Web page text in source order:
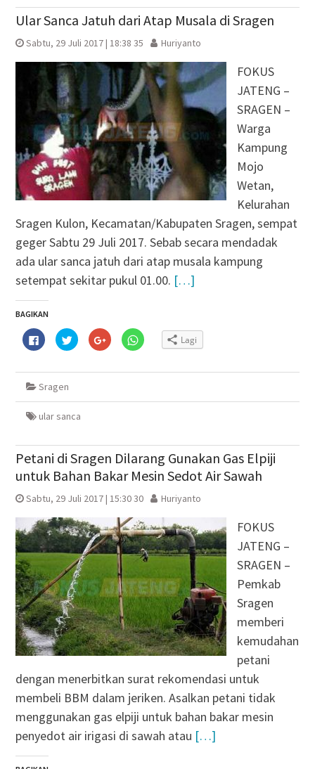
Ular Sanca Jatuh dari Atap Musala di Sragen
Sabtu, 29 Juli 2017 | 18:38 35 Huriyanto
FOKUS
JATENG –
SRAGEN –
Warga
Kampung
Mojo
Wetan,
Kelurahan
Sragen Kulon, Kecamatan/Kabupaten Sragen, sempat
geger Sabtu 29 Juli 2017. Sebab secara mendadak
ada ular sanca jatuh dari atap musala kampung
setempat sekitar pukul 01.00. […]
BAGIKAN
Klik
untuk
membagikan
Facebook(Membuka
jendela
baru)
Klik
untuk
berbagi
Twitter(Membuka
baru)
Klik
untuk
berbagi
Google+
yang
Klik
untuk
WhatsApp(Membuka
baru)
Lagi
Sragen
ular sanca
Petani di Sragen Dilarang Gunakan Gas Elpiji
untuk Bahan Bakar Mesin Sedot Air Sawah
Sabtu, 29 Juli 2017 | 15:30 30 Huriyanto
FOKUS
JATENG –
SRAGEN –
Pemkab
Sragen
memberi
kemudahan
petani
dengan menerbitkan surat rekomendasi untuk
membeli BBM dalam jeriken. Asalkan petani tidak
menggunakan gas elpiji untuk bahan bakar mesin
penyedot air irigasi di sawah atau […]